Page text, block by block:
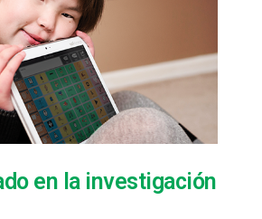
en la investigación